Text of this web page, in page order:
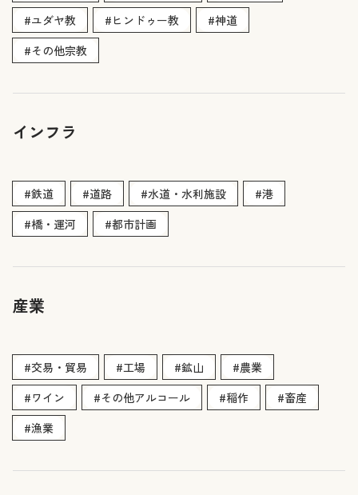
#ユダヤ教
#ヒンドゥー教
#神道
#その他宗教
インフラ
#鉄道 #道路 #水道・水利施設
#港
#橋・運河
#都市計画
産業
#交易・貿易 #工場 #鉱山
#農業
#ワイン
#その他アルコール #稲作
#畜産
#漁業